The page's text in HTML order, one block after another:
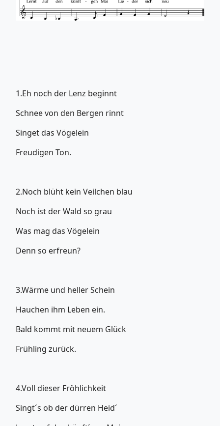
1.Eh noch der Lenz beginnt
Schnee von den Bergen rinnt
Singet das Vögelein
Freudigen Ton.
2.Noch blüht kein Veilchen blau
Noch ist der Wald so grau
Was mag das Vögelein
Denn so erfreun?
3.Wärme und heller Schein
Hauchen ihm Leben ein.
Bald kommt mit neuem Glück
Frühling zurück.
4.Voll dieser Fröhlichkeit
Singt´s ob der dürren Heid´